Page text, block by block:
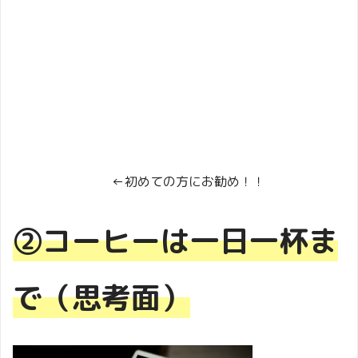
←初めての方にお勧め！！
②コーヒーは一日一杯ま
で（思考面）